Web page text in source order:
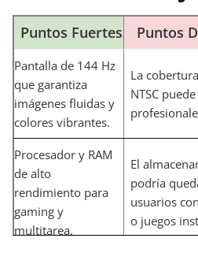
Puntos Fuertes Puntos
Pantalla de 144 Hz
que garantiza
imágenes fluidas y
colores vibrantes.
La
NTSC
Procesador y RAM
de alto
rendimiento para
gaming y
multitarea.
El
podría
usuarios
o juegos